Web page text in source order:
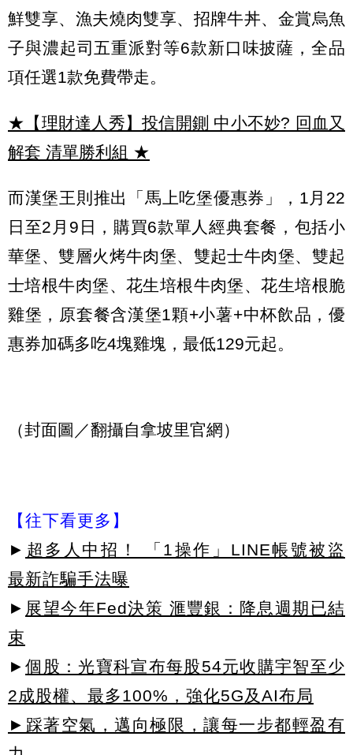
鮮雙享、漁夫燒肉雙享、招牌牛丼、金賞烏魚
子與濃起司五重派對等6款新口味披薩，全品
項任選1款免費帶走。
★【理財達人秀】投信開鍘 中小不妙? 回血又
解套 清單勝利組 ★
而漢堡王則推出「馬上吃堡優惠券」，1月22
日至2月9日，購買6款單人經典套餐，包括小
華堡、雙層火烤牛肉堡、雙起士牛肉堡、雙起
士培根牛肉堡、花生培根牛肉堡、花生培根脆
雞堡，原套餐含漢堡1顆+小薯+中杯飲品，優
惠券加碼多吃4塊雞塊，最低129元起。
（封面圖／翻攝自拿坡里官網）
【往下看更多】
► 超多人中招！ 「1操作」LINE帳號被盜
最新詐騙手法曝
► 展望今年Fed決策 滙豐銀：降息週期已結
束
► 個股：光寶科宣布每股54元收購宇智至少
2成股權、最多100%，強化5G及AI布局
►踩著空氣，邁向極限，讓每一步都輕盈有